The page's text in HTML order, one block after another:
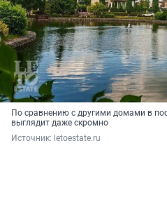
По сравнению с другими домами в
выглядит даже скромно
Источник: letoestate.ru